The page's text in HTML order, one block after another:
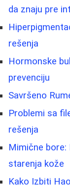
da znaju pre
rešenja
Hormonske
prevenciju
Savršeno
Problemi sa
rešenja
Mimične
starenja kože
Kako Izbiti